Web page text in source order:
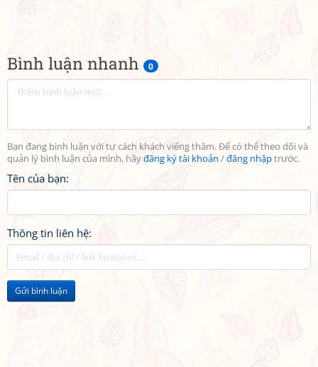
Bình luận nhanh 0
Bạn đang bình luận với tư cách khách viếng thăm. Để có thể theo dõi và
quản lý bình luận của mình, hãyđăng ký tài khoản /đăng nhậptrước.
Tên của bạn:
Thông tin liên hệ:
Gửi bình luận